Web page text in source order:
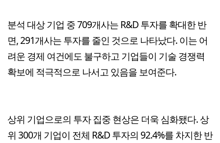
분석 대상 기업 중 709개사는 R&D 투자를 확대한 반
면, 291개사는 투자를 줄인 것으로 나타났다. 이는 어
려운 경제 여건에도 불구하고 기업들이 기술 경쟁력
확보에 적극적으로 나서고 있음을 보여준다.
상위 기업으로의 투자 집중 현상은 더욱 심화됐다. 상
위 300개 기업이 전체 R&D 투자의 92.4%를 차지한 반